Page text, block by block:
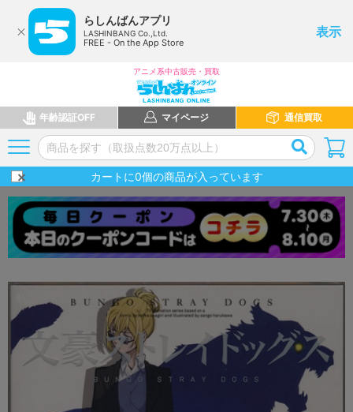
らしんばんアプリ
LASHINBANG Co.,Ltd.
FREE - On the App Store
表示
アニメ系中古販売・買取
年齢認証OFF マイページ 通信買取
カートに0個の商品が入っています